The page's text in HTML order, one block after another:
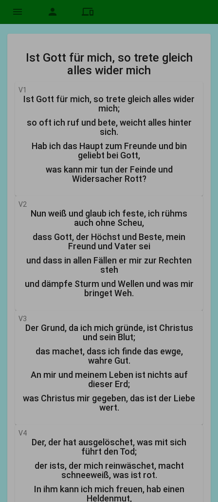
menu person devices
Ist Gott für mich, so trete gleich
alles wider mich
V1
Ist Gott für mich, so trete gleich alles wider
mich;
so oft ich ruf und bete, weicht alles hinter
sich.
Hab ich das Haupt zum Freunde und bin
geliebt bei Gott,
was kann mir tun der Feinde und
Widersacher Rott?
V2
Nun weiß und glaub ich feste, ich rühms
auch ohne Scheu,
dass Gott, der Höchst und Beste, mein
Freund und Vater sei
und dass in allen Fällen er mir zur Rechten
steh
und dämpfe Sturm und Wellen und was mir
bringet Weh.
V3
Der Grund, da ich mich gründe, ist Christus
und sein Blut;
das machet, dass ich finde das ewge,
wahre Gut.
An mir und meinem Leben ist nichts auf
dieser Erd;
was Christus mir gegeben, das ist der Liebe
wert.
V4
Der, der hat ausgelöschet, was mit sich
führt den Tod;
der ists, der mich reinwäschet, macht
schneeweiß, was ist rot.
In ihm kann ich mich freuen, hab einen
Heldenmut,